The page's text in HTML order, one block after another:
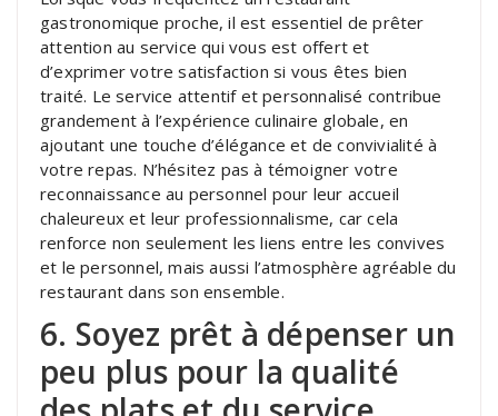
gastronomique proche, il est essentiel de prêter
attention au service qui vous est offert et
d’exprimer votre satisfaction si vous êtes bien
traité. Le service attentif et personnalisé contribue
grandement à l’expérience culinaire globale, en
ajoutant une touche d’élégance et de convivialité à
votre repas. N’hésitez pas à témoigner votre
reconnaissance au personnel pour leur accueil
chaleureux et leur professionnalisme, car cela
renforce non seulement les liens entre les convives
et le personnel, mais aussi l’atmosphère agréable du
restaurant dans son ensemble.
6. Soyez prêt à dépenser un
peu plus pour la qualité